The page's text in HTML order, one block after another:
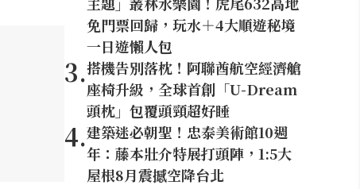
免門票回歸，玩水＋4大順遊秘境
一日遊懶人包
3.搭機告別落枕！阿聯酋航空經濟艙
座椅升級，全球首創「U-Dream
頭枕」包覆頭頸超好睡
4.建築迷必朝聖！忠泰美術館10週
年：藤本壯介特展打頭陣，1:5大
屋根8月震撼空降台北